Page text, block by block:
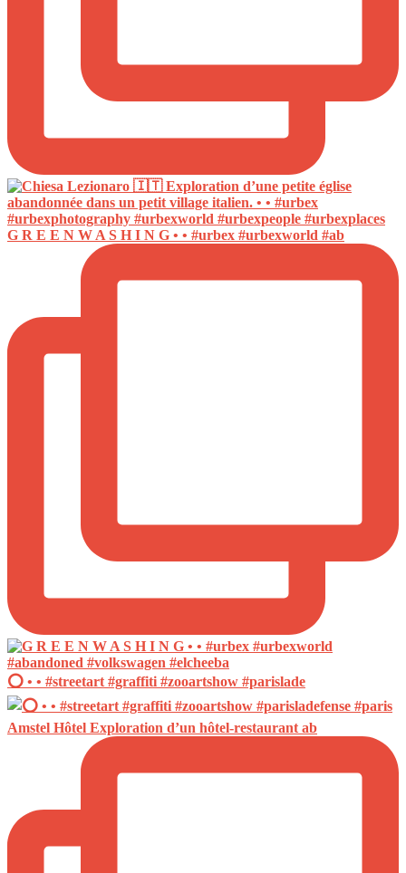
G R E E N W A S H I N G • • #urbex #urbexworld #ab
⭕️ • • #streetart #graffiti #zooartshow #parislade
Amstel Hôtel Exploration d’un hôtel-restaurant ab